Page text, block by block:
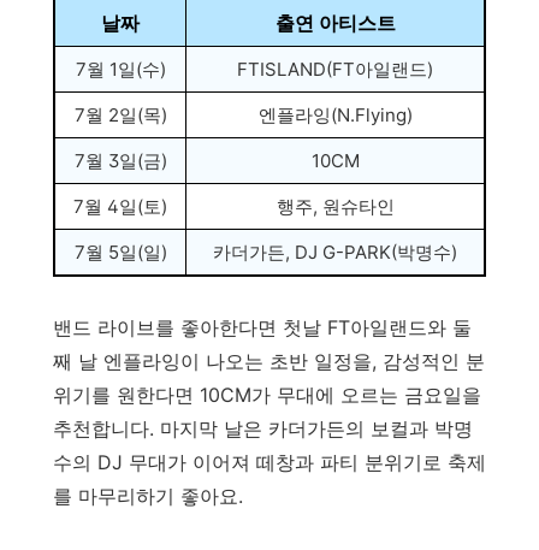
날짜 출연 아티스트
7월 1일(수)
FTISLAND(FT아일랜드)
7월 2일(목)
엔플라잉(N.Flying)
7월 3일(금)
10CM
7월 4일(토)
행주, 원슈타인
7월 5일(일)
카더가든, DJ G-PARK(박명수)
밴드 라이브를 좋아한다면 첫날 FT아일랜드와 둘
째 날 엔플라잉이 나오는 초반 일정을, 감성적인 분
위기를 원한다면 10CM가 무대에 오르는 금요일을
추천합니다. 마지막 날은 카더가든의 보컬과 박명
수의 DJ 무대가 이어져 떼창과 파티 분위기로 축제
를 마무리하기 좋아요.